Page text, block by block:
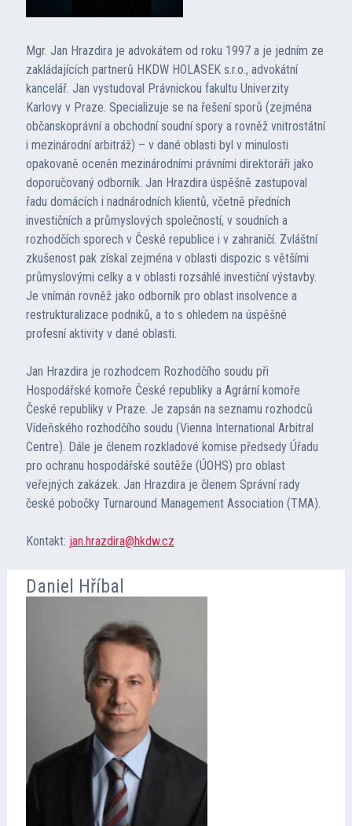
Mgr. Jan Hrazdira je advokátem od roku 1997 a je jedním ze
zakládajících partnerů HKDW HOLASEK s.r.o., advokátní
kancelář. Jan vystudoval Právnickou fakultu Univerzity
Karlovy v Praze. Specializuje se na řešení sporů (zejména
občanskoprávní a obchodní soudní spory a rovněž vnitrostátní
i mezinárodní arbitráž) – v dané oblasti byl v minulosti
opakovaně oceněn mezinárodními právními direktoráři jako
doporučovaný odborník. Jan Hrazdira úspěšně zastupoval
řadu domácích i nadnárodních klientů, včetně předních
investičních a průmyslových společností, v soudních a
rozhodčích sporech v České republice i v zahraničí. Zvláštní
zkušenost pak získal zejména v oblasti dispozic s většími
průmyslovými celky a v oblasti rozsáhlé investiční výstavby.
Je vnímán rovněž jako odborník pro oblast insolvence a
restrukturalizace podniků, a to s ohledem na úspěšné
profesní aktivity v dané oblasti.
Jan Hrazdira je rozhodcem Rozhodčího soudu při
Hospodářské komoře České republiky a Agrární komoře
České republiky v Praze. Je zapsán na seznamu rozhodců
Vídeňského rozhodčího soudu (Vienna International Arbitral
Centre). Dále je členem rozkladové komise předsedy Úřadu
pro ochranu hospodářské soutěže (ÚOHS) pro oblast
veřejných zakázek. Jan Hrazdira je členem Správní rady
české pobočky Turnaround Management Association (TMA).
Kontakt: jan.hrazdira@hkdw.cz
Daniel Hříbal